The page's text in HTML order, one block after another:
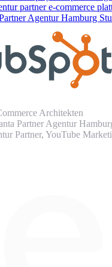
Architekten
Partner Agentur
Partner, YouTube